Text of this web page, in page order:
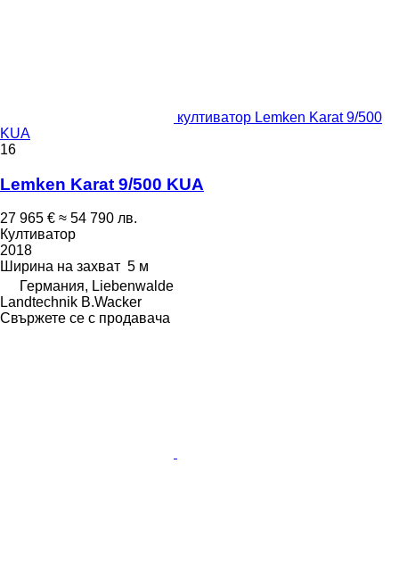
култиватор Lemken Karat 9/500
KUA
16
Lemken Karat 9/500 KUA
27 965 € ≈ 54 790 лв.
Култиватор
2018
Ширина на захват 5 м
Германия, Liebenwalde
Landtechnik B.Wacker
Свържете се с продавача